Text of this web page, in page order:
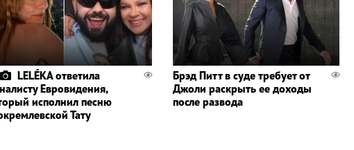
LELÉKA ответила
Евровидения,
исполнил песню
Тату
Брэд Питт в суде требует от
Джоли раскрыть ее доходы
после развода